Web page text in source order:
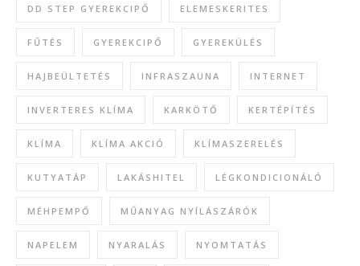
DD STEP GYEREKCIPŐ ELEMESKERITES
FŰTÉS GYEREKCIPŐ GYEREKÜLÉS
HAJBEÜLTETÉS INFRASZAUNA INTERNET
INVERTERES KLÍMA KARKÖTŐ KERTÉPÍTÉS
KLÍMA KLÍMA AKCIÓ KLÍMASZERELÉS
KUTYATÁP LAKÁSHITEL LÉGKONDICIONÁLÓ
MÉHPEMPŐ MŰANYAG NYÍLÁSZÁRÓK
NAPELEM NYARALÁS NYOMTATÁS